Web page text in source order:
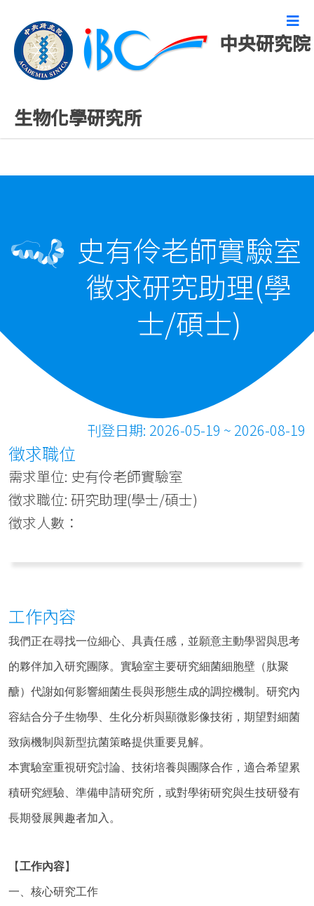
中央研究院
生物化學研究所徵才
史有伶老師實驗室
徵求研究助理(學
士/碩士)
刊登日期: 2026-05-19 ~ 2026-08-19
徵求職位
需求單位: 史有伶老師實驗室
徵求職位: 研究助理(學士/碩士)
徵求人數：
工作內容
我們正在尋找一位細心、具責任感，並願意主動學習與思考
的夥伴加入研究團隊。實驗室主要研究細菌細胞壁（肽聚
醣）代謝如何影響細菌生長與形態生成的調控機制。研究內
容結合分子生物學、生化分析與顯微影像技術，期望對細菌
致病機制與新型抗菌策略提供重要見解。
本實驗室重視研究討論、技術培養與團隊合作，適合希望累
積研究經驗、準備申請研究所，或對學術研究與生技研發有
長期發展興趣者加入。
【工作內容】
一、核心研究工作